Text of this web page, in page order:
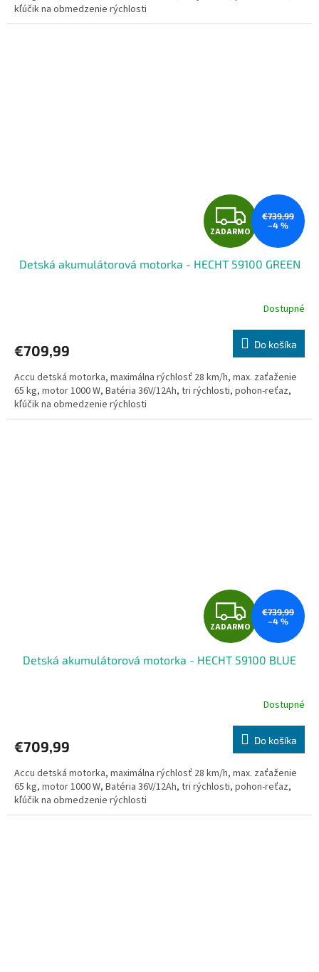
kľúčik na obmedzenie rýchlosti
Z
A
D
A
R
M
O
ZADARMO
€739,99
–4 %
Detská akumulátorová motorka - HECHT 59100 GREEN
Dostupné
€709,99 Do košíka
Accu detská motorka, maximálna rýchlosť 28 km/h, max. zaťaženie
65 kg, motor 1000 W, Batéria 36V/12Ah, tri rýchlosti, pohon-reťaz,
kľúčik na obmedzenie rýchlosti
Z
A
D
A
R
M
O
ZADARMO
€739,99
–4 %
Detská akumulátorová motorka - HECHT 59100 BLUE
Dostupné
€709,99 Do košíka
Accu detská motorka, maximálna rýchlosť 28 km/h, max. zaťaženie
65 kg, motor 1000 W, Batéria 36V/12Ah, tri rýchlosti, pohon-reťaz,
kľúčik na obmedzenie rýchlosti